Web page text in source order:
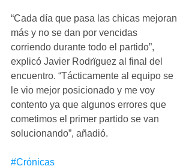
“Cada día que pasa las chicas mejoran
más y no se dan por vencidas
corriendo durante todo el partido”,
explicó Javier Rodrïguez al final del
encuentro. “Tácticamente al equipo se
le vio mejor posicionado y me voy
contento ya que algunos errores que
cometimos el primer partido se van
solucionando”, añadió.
#Crónicas